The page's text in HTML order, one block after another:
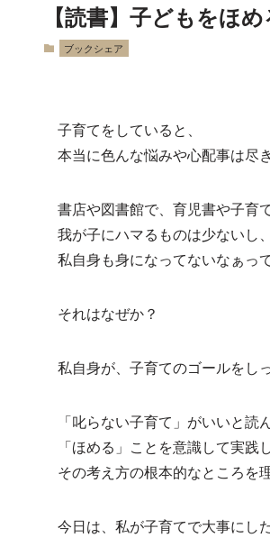
【読書】子どもをほ
ブックシェア
子育てをしていると、
本当に色んな悩みや心配事は尽
書店や図書館で、育児書や子育
我が子にハマるものは少ないし、
私自身も身になってないなぁっ
それはなぜか？
私自身が、子育てのゴールをし
「叱らない子育て」がいいと読ん
「ほめる」ことを意識して実践
その考え方の根本的なところを
今日は、私が子育てで大事にし